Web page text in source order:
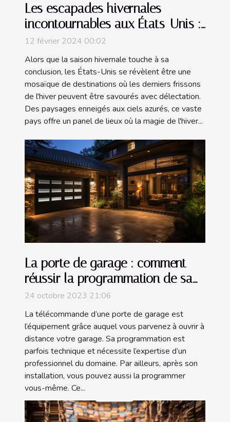
Les escapades hivernales
incontournables aux États-Unis :
Où profiter au mieux de la fin de
l'hiver ?
12 février 2024 00:02
Alors que la saison hivernale touche à sa
conclusion, les États-Unis se révèlent être une
mosaïque de destinations où les derniers frissons
de l'hiver peuvent être savourés avec délectation.
Des paysages enneigés aux ciels azurés, ce vaste
pays offre un panel de lieux où la magie de l'hiver...
La porte de garage : comment
réussir la programmation de sa
télécommande ?
24 octobre 2023 21:06
La télécommande d’une porte de garage est
l’équipement grâce auquel vous parvenez à ouvrir à
distance votre garage. Sa programmation est
parfois technique et nécessite l’expertise d’un
professionnel du domaine. Par ailleurs, après son
installation, vous pouvez aussi la programmer
vous-même. Ce...